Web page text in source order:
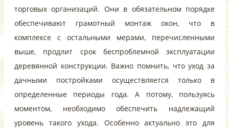
торговых организаций. Они в обязательном порядке
обеспечивают грамотный монтаж окон, что в
комплексе с остальными мерами, перечисленными
выше, продлит срок беспроблемной эксплуатации
деревянной конструкции. Важно помнить, что уход за
дачными постройками осуществляется только в
определенные периоды года. А потому, пользуясь
моментом, необходимо обеспечить надлежащий
уровень такого ухода. Особенно актуально это для